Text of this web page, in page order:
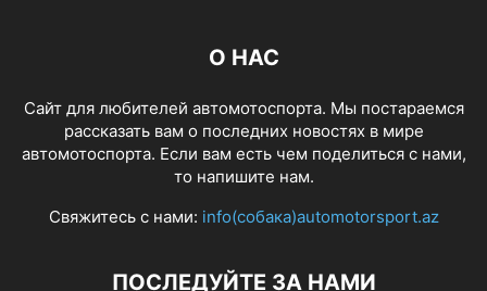
О НАС
Сайт для любителей автомотоспорта. Мы постараемся
рассказать вам о последних новостях в мире
автомотоспорта. Если вам есть чем поделиться с нами,
то напишите нам.
Свяжитесь с нами: info(собака)automotorsport.az
ПОСЛЕДУЙТЕ ЗА НАМИ